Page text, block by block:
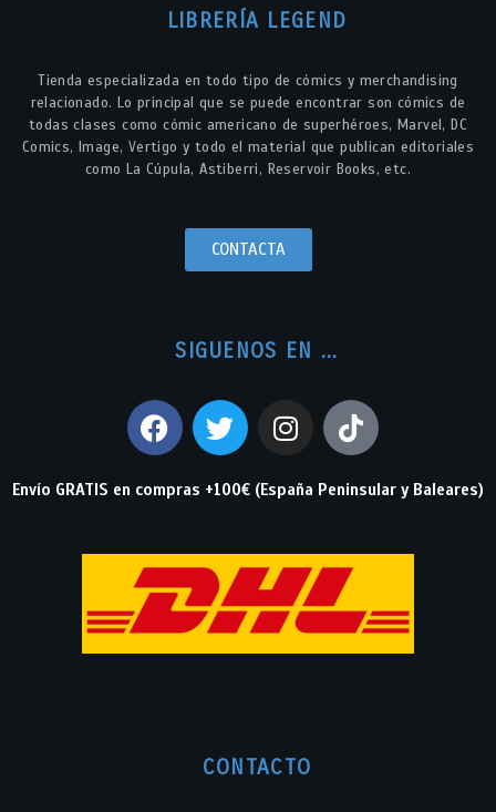
LIBRERÍA LEGEND
Tienda especializada en todo tipo de cómics y merchandising
relacionado. Lo principal que se puede encontrar son cómics de
todas clases como cómic americano de superhéroes, Marvel, DC
Comics, Image, Vertigo y todo el material que publican editoriales
como La Cúpula, Astiberri, Reservoir Books, etc.
CONTACTA
SIGUENOS EN ...
Envío GRATIS en compras +100€ (España Peninsular y Baleares)
CONTACTO